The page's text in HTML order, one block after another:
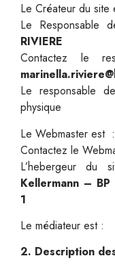
Le Créateur du site
Le Responsable
RIVIERE
Contactez le
Le responsable
physique
Le Webmaster est :
Contactez le
L’hebergeur du
Kellermann –
1
Le médiateur est :
2. Description